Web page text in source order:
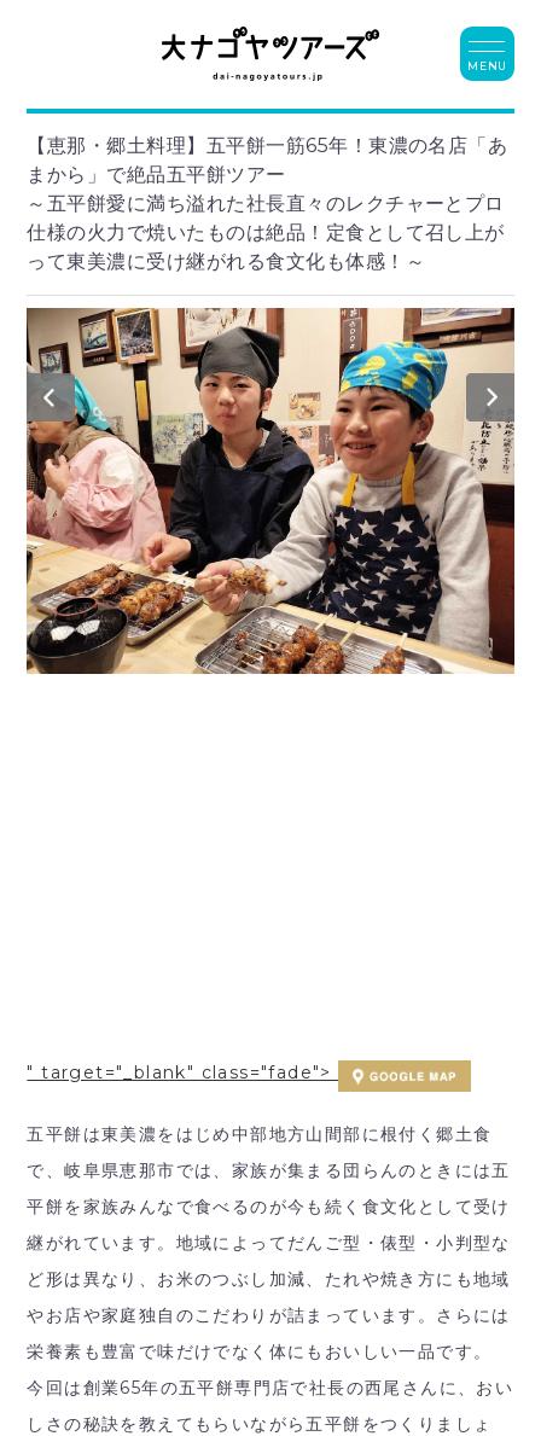
【恵那・郷土料理】五平餅一筋65年！東濃の名店「あ
まから」で絶品五平餅ツアー
～五平餅愛に満ち溢れた社長直々のレクチャーとプロ
仕様の火力で焼いたものは絶品！定食として召し上が
って東美濃に受け継がれる食文化も体感！～
" target="_blank" class="fade">
五平餅は東美濃をはじめ中部地方山間部に根付く郷土食
で、岐阜県恵那市では、家族が集まる団らんのときには五
平餅を家族みんなで食べるのが今も続く食文化として受け
継がれています。地域によってだんご型・俵型・小判型な
ど形は異なり、お米のつぶし加減、たれや焼き方にも地域
やお店や家庭独自のこだわりが詰まっています。さらには
栄養素も豊富で味だけでなく体にもおいしい一品です。
今回は創業65年の五平餅専門店で社長の西尾さんに、おい
しさの秘訣を教えてもらいながら五平餅をつくりましょ
MENU